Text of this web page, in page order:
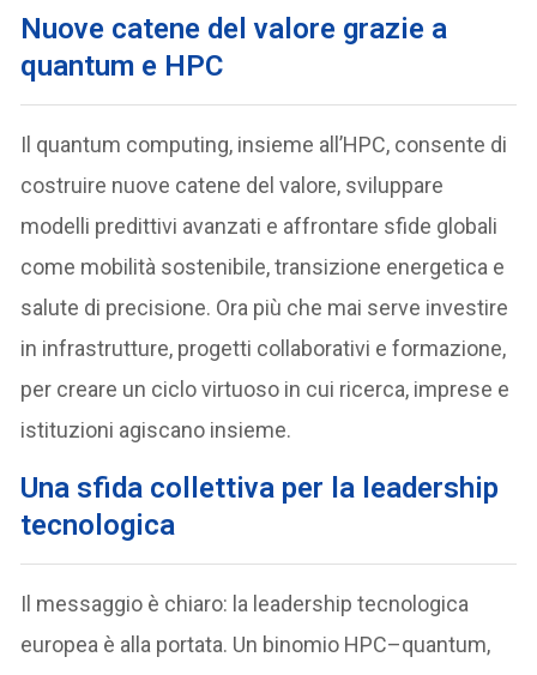
Nuove catene del valore grazie a
quantum e HPC
Il quantum computing, insieme all’HPC, consente di
costruire nuove catene del valore, sviluppare
modelli predittivi avanzati e affrontare sfide globali
come mobilità sostenibile, transizione energetica e
salute di precisione. Ora più che mai serve investire
in infrastrutture, progetti collaborativi e formazione,
per creare un ciclo virtuoso in cui ricerca, imprese e
istituzioni agiscano insieme.
Una sfida collettiva per la leadership
tecnologica
Il messaggio è chiaro: la leadership tecnologica
europea è alla portata. Un binomio HPC–quantum,